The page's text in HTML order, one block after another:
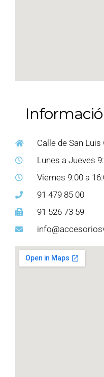
Calle de San
Lunes a Jueves
Viernes 9:00 a
91 479 85 00
91 526 73 59